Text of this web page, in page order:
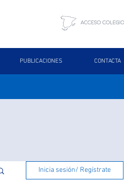
PUBLICACIONES CONTACTA
Inicia sesión/ Regístrate